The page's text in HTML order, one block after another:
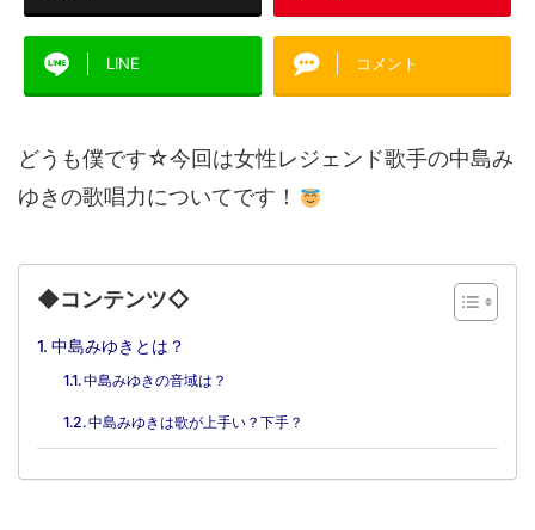
LINE コメント
どうも僕です☆今回は女性レジェンド歌手の中島み
ゆきの歌唱力についてです！
◆コンテンツ◇
中島みゆきとは？
中島みゆきの音域は？
中島みゆきは歌が上手い？下手？